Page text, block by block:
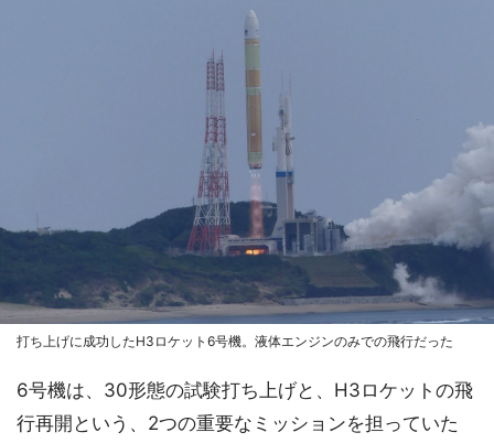
打ち上げに成功したH3ロケット6号機。液体エンジンのみでの飛行だった
6号機は、30形態の試験打ち上げと、H3ロケットの飛
行再開という、2つの重要なミッションを担っていた